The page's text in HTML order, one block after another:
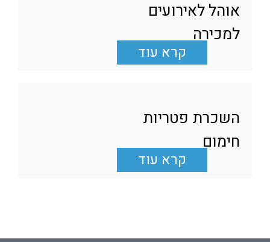
אוהל לאירועים
למכירה
קרא עוד
השכרת פטריות
חימום
קרא עוד